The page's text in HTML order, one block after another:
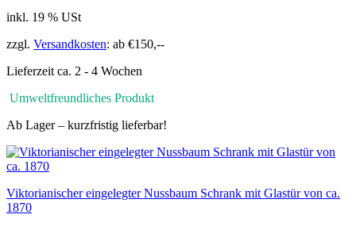
inkl. 19 % USt
zzgl. Versandkosten: ab €150,--
Lieferzeit ca. 2 - 4 Wochen
Umweltfreundliches Produkt
Ab Lager – kurzfristig lieferbar!
Viktorianischer eingelegter Nussbaum Schrank mit Glastür von ca.
1870